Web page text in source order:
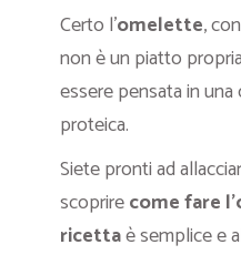
Certo l’omelette,
non è un piatto
essere pensata in
proteica.
Siete pronti ad
scoprirecome fare
ricettaè semplice e